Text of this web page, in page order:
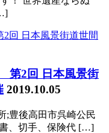
第2回 日本風景街
2019.10.05
;豊後高田市呉崎公民
、切手、保険代 […]